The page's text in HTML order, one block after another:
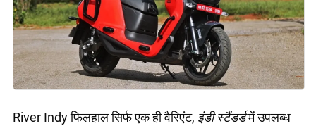
River Indy फिलहाल सिर्फ एक ही वैरिएंट, इंडी स्टैंडर्डमें उपलब्ध